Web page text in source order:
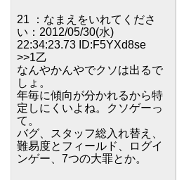
21 ：なまえをいれてくださ
い：2012/05/30(水)
22:34:23.73 ID:F5YXd8se
>>1乙
なんやかんやでクソは出るで
しょ。
年毎に傾向が分かれるから特
定しにくいよね。クソゲーっ
て。
バグ、スタッフ総入れ替え、
難易度とフィールド、ログイ
ンゲー、7つの大罪とか。